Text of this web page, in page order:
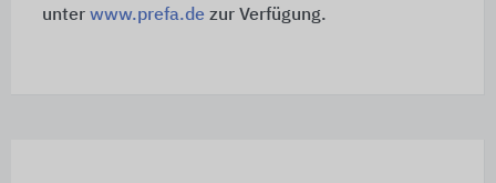
unter www.prefa.dezur Verfügung.